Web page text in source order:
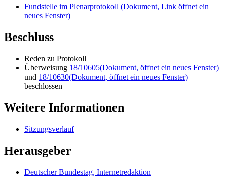
Fundstelle im Plenarprotokoll (Dokument, Link öffnet ein
neues Fenster)
Beschluss
Reden zu Protokoll
Überweisung 18/10605(Dokument, öffnet ein neues Fenster)
und 18/10630(Dokument, öffnet ein neues Fenster)
beschlossen
Weitere Informationen
Sitzungsverlauf
Herausgeber
Deutscher Bundestag, Internetredaktion